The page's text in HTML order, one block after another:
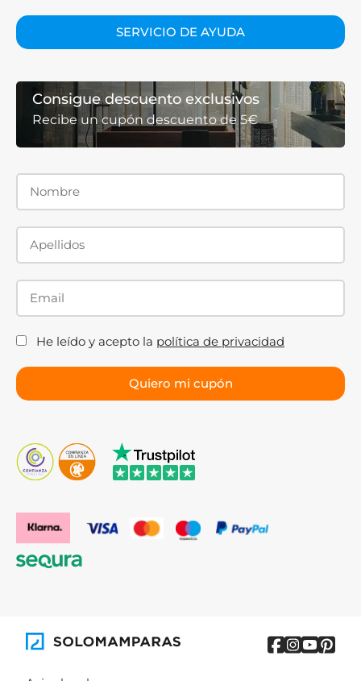
SERVICIO DE AYUDA
Consigue descuento exclusivos
Recibe un cupón descuento de 5€
He leído y acepto la política de privacidad